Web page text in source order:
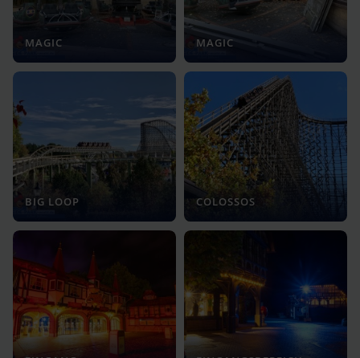
MAGIC MAGIC
BIG LOOP COLOSSOS